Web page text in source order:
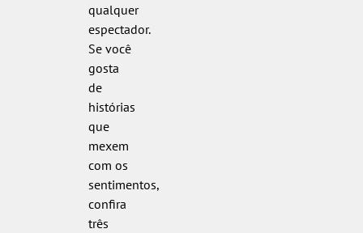
qualquer
espectador.
Se você
gosta
de
histórias
que
mexem
com os
sentimentos,
confira
três